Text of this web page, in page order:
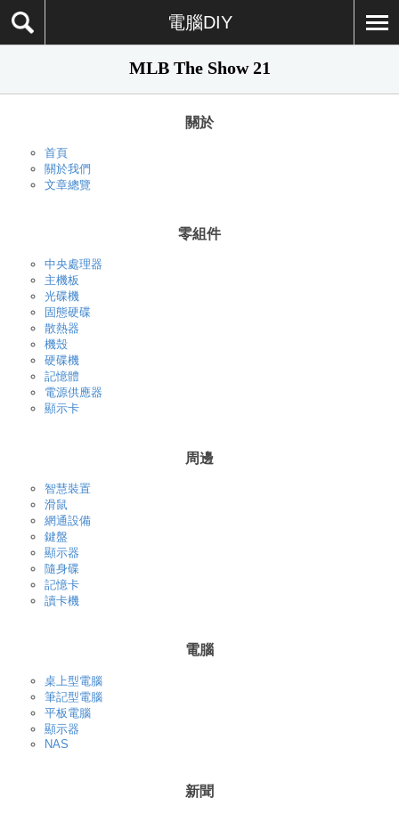
電腦DIY
MLB The Show 21
關於
首頁
關於我們
文章總覽
零組件
中央處理器
主機板
光碟機
固態硬碟
散熱器
機殼
硬碟機
記憶體
電源供應器
顯示卡
周邊
智慧裝置
滑鼠
網通設備
鍵盤
顯示器
隨身碟
記憶卡
讀卡機
電腦
桌上型電腦
筆記型電腦
平板電腦
顯示器
NAS
新聞